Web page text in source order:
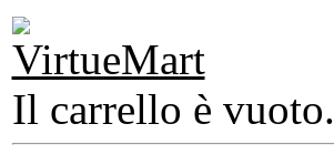
Il carrello è vuoto.